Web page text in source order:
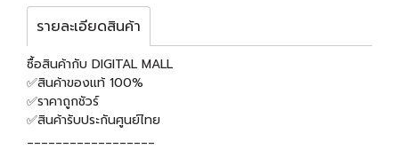
รายละเอียดสินค้า
ซื้อสินค้ากับ DIGITAL MALL
✅สินค้าของแท้ 100%
✅ราคาถูกชัวร์
✅สินค้ารับประกันศูนย์ไทย
__________________